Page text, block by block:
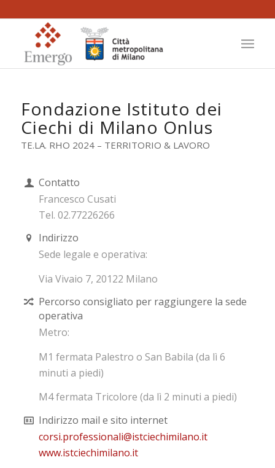
Fondazione Istituto dei
Ciechi di Milano Onlus
TE.LA. RHO 2024 – TERRITORIO & LAVORO
Contatto
Francesco Cusati
Tel. 02.77226266
Indirizzo
Sede legale e operativa:
Via Vivaio 7, 20122 Milano
Percorso consigliato per raggiungere la sede
operativa
Metro:
M1 fermata Palestro o San Babila (da lì 6
minuti a piedi)
M4 fermata Tricolore (da lì 2 minuti a piedi)
Indirizzo mail e sito internet
corsi.professionali@istciechimilano.it
www.istciechimilano.it